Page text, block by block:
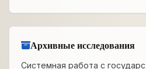
Архивные исследования
Системная работа с